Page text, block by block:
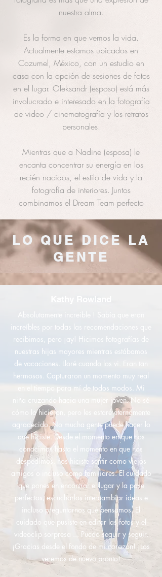
nuestra alma.
Es la forma en que vemos la vida.
Actualmente estamos ubicados en
Cozumel, México, con un estudio en
casa con la opción de sesiones de fotos
en el lugar. Oleksandr (esposo) está más
involucrado e interesado en la fotografía
de video / cinematografía y los retratos
personales.
Mientras que a Nadine (esposa) le
encanta concentrar su energía en los
recién nacidos, el estilo de vida y la
fotografía de interiores. Juntos
combinamos el Dream Team perfecto
LO QUE DICE LA
GENTE
Kathy Rowland
Absolutamente increible ! Sabía que eran
increíbles por todas las recomendaciones que
recibimos, pero ¡ay! Hicimos fotografías de
nuestras hijas mayores mientras estábamos
de vacaciones. Lloré cuando los vi. Eran tan
hermosos. Capturaron un momento muy real
en el tiempo para mí de todos modos. Mi
niña cruzando hacia una mujer joven. No sé
cómo lo hicieron, pero les estaré eternamente
agradecido. No mucha gente puede hacer lo
que hiciste. Desde el momento en que nos
conocimos hasta el momento en que nos
despedimos, nos hiciste sentir como viejos
amigos o incluso como familiares. El cuidado
que pones en encontrar el lugar y la pose
perfectos, escucharlos intercambiar ideas e
incluso preguntarnos qué pensamos. El
cuidado que pusiste en editar las fotos y el
videoclip sorpresa ... Puedo seguir y seguir.
¡Gracias desde el fondo de mi corazón! ¡Los
veremos de nuevo pronto!